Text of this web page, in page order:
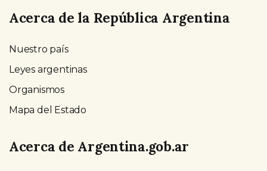
Acerca de la República Argentina
Nuestro país
Leyes argentinas
Organismos
Mapa del Estado
Acerca de Argentina.gob.ar